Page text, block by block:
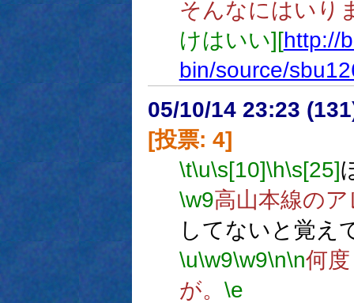
そんなにはいり
けはいい][http://
bin/source/
05/10/14 23:23
[投票: 4]
\t\u\s[10]\h\s[25]
\w9高山本線の
してないと覚え
\u\w9\w9\n\n何
が。 \e